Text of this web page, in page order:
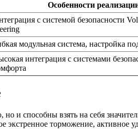
Особенности
с системой безопасности
модульная система, настройка
интеграция с системами
и способны взять на себя
экстренное торможение, активное